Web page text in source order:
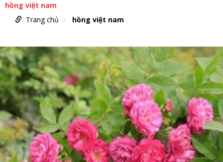
hồng việt nam
Trang chủ
hồng việt nam